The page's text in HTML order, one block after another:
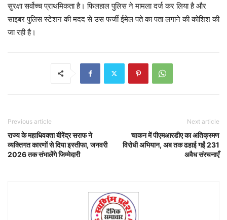
सुरक्षा सर्वोच्च प्राथमिकता है। फिलहाल पुलिस ने मामला दर्ज कर लिया है और
साइबर पुलिस स्टेशन की मदद से उस फर्जी ईमेल पते का पता लगाने की कोशिश की
जा रही है।
Previous article
राज्य के महाधिवक्ता बीरेंद्र सराफ ने
व्यक्तिगत कारणों से दिया इस्तीफा, जनवरी
2026 तक संभालेंगे जिम्मेदारी
Next article
चाकन में पीएमआरडीए का अतिक्रमण
विरोधी अभियान, अब तक ढहाई गईं 231
अवैध संरचनाएँ